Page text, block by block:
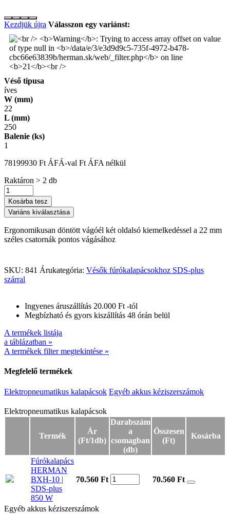
Kezdjük újra Válasszon egy variánst:
Véső tipusa
íves
W (mm)
22
L (mm)
250
Balenie (ks)
1
78199930 Ft ÁFÁ-val Ft ÁFA nélkül
Raktáron > 2 db
Kosárba tesz
Variáns kiválasztása
Ergonomikusan döntött vágóél két oldalsó kiemelkedéssel a 22 mm
széles csatornák pontos vágásához
SKU: 841 Árukategória: Vésők fúrókalapácsokhoz SDS-plus
szárral
Ingyenes áruszállítás 20.000 Ft -tól
Megbízható és gyors kiszállítás 48 órán belül
A termékek listája
a táblázatban »
A termékek filter megtekintése »
Megfelelő termékek
Elektropneumatikus kalapácsok Egyéb akkus kéziszerszámok
Elektropneumatikus kalapácsok
Elektropneumatikus kalapácsok
Termék
Ár
(Ft/1db)
Darabszám
a
csomagban
(db)
Összesen
(Ft)
Kosárba
Fúrókalapács
HERMAN
BXH-10 |
SDS-plus
850 W
70.560 Ft 70.560 Ft
Egyéb akkus kéziszerszámok
Egyéb akkus kéziszerszámok